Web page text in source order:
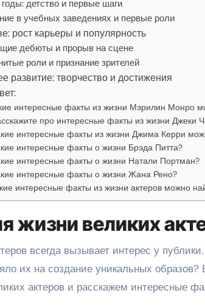
детство и первые шаги
в учебных заведениях и первые роли
рост карьеры и популярность
дебюты и прорыв на сцене
роли и признание зрителей
развитие: творчество и достижения
интересные факты из жизни Мэрилин Монро
про интересные факты из жизни Джеки
интересные факты из жизни Джима Керри
интересные факты о жизни Брэда Питта?
интересные факты о жизни Натали Портман?
интересные факты о жизни Жана Рено?
интересные факты из жизни актеров можно
жизни великих
всегда вызывает интерес у
их на создание уникальных
актеров и расскажем интересные